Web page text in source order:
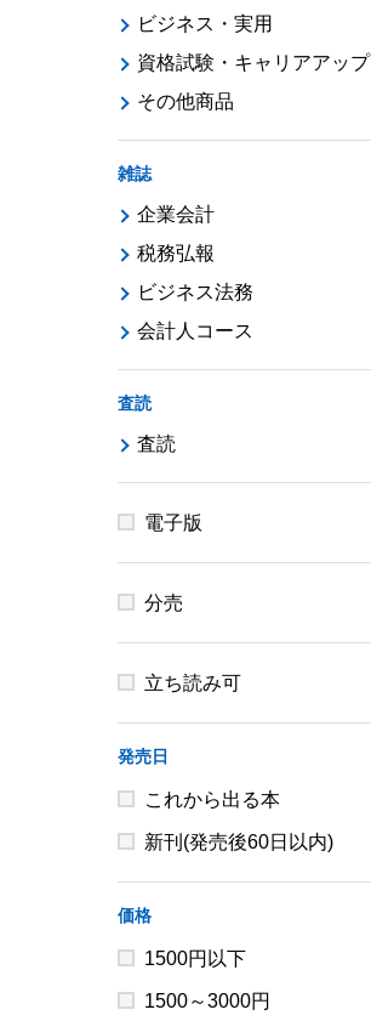
ビジネス・実用
資格試験・キャリアアップ
その他商品
雑誌
企業会計
税務弘報
ビジネス法務
会計人コース
査読
査読
電子版
分売
立ち読み可
発売日
これから出る本
新刊(発売後60日以内)
価格
1500円以下
1500～3000円